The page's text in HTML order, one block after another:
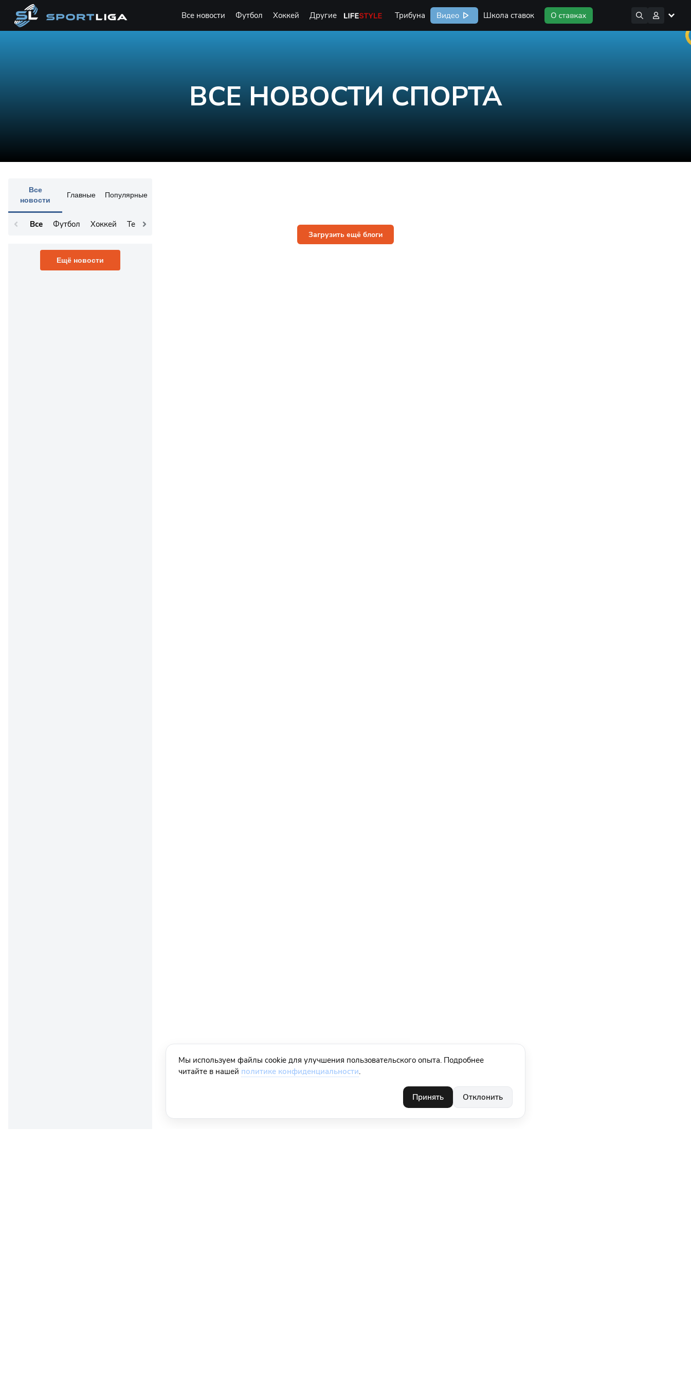
Все новости Футбол Хоккей Другие Life Style Трибуна Видео Школа ставок
ВСЕ НОВОСТИ СПОРТА
Все
новости
Главные Популярные
Все Футбол Хоккей Теннис
Ещё новости
Загрузить ещё блоги
Мы используем файлы cookie для улучшения пользовательского опыта. Подробнее
читайте в нашей политике конфиденциальности.
Принять Отклонить